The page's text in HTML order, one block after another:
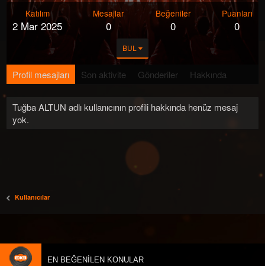
Katılım
2 Mar 2025
Mesajlar
0
Beğeniler
0
Puanları
0
BUL
Profil mesajları Son aktivite Gönderiler Hakkında
Tuğba ALTUN adlı kullanıcının profili hakkında henüz mesaj
yok.
Kullanıcılar
EN BEĞENILEN KONULAR